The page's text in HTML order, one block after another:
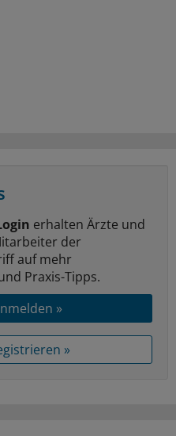
erhalten Ärzte und
der
auf mehr
Praxis-Tipps.
»
»